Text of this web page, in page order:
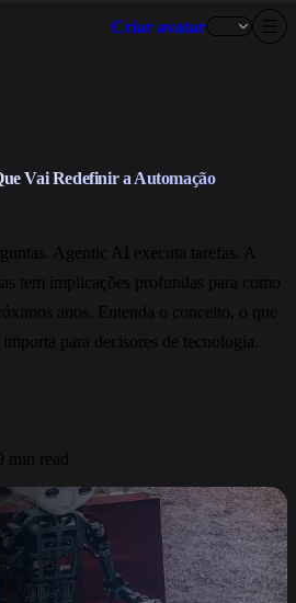
Criar avatar
Vai Redefinir a Automação
Agentic AI executa tarefas. A
tem implicações profundas para como
anos. Entenda o conceito, o que
para decisores de tecnologia.
min read